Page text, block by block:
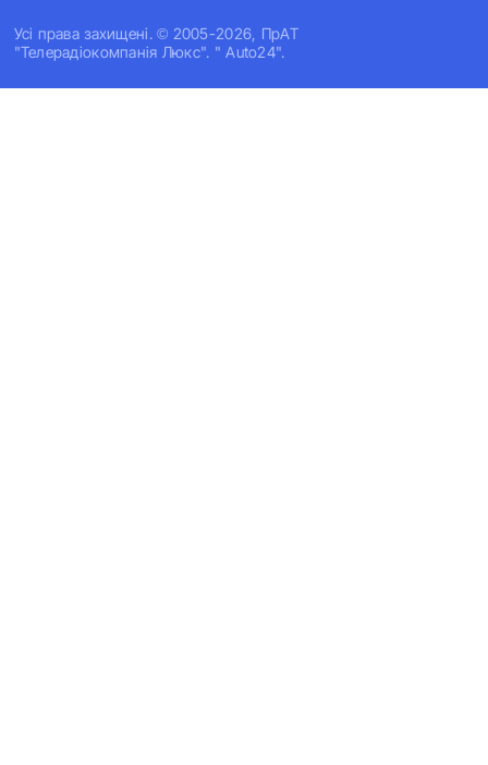
Усi права захищенi. © 2005-2026, ПрАТ
"Телерадіокомпанія Люкс". " Auto24".